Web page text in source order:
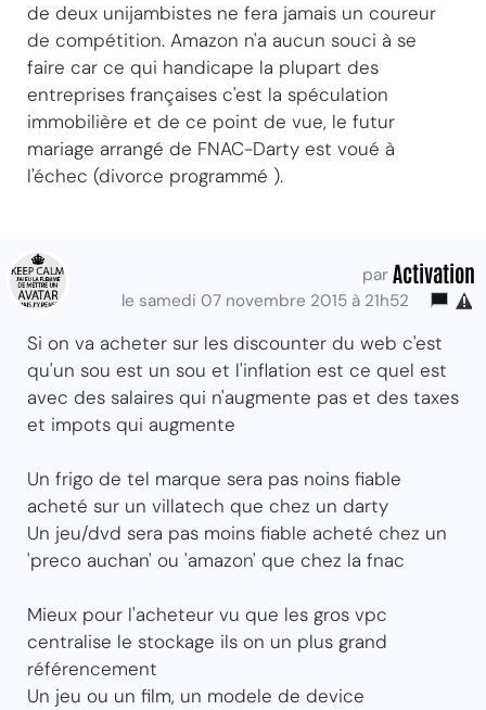
de deux unijambistes ne fera jamais un coureur
de compétition. Amazon n'a aucun souci à se
faire car ce qui handicape la plupart des
entreprises françaises c'est la spéculation
immobilière et de ce point de vue, le futur
mariage arrangé de FNAC-Darty est voué à
l'échec (divorce programmé ).
par Activation
le samedi 07 novembre 2015 à 21h52
Si on va acheter sur les discounter du web c'est
qu'un sou est un sou et l'inflation est ce quel est
avec des salaires qui n'augmente pas et des taxes
et impots qui augmente
Un frigo de tel marque sera pas noins fiable
acheté sur un villatech que chez un darty
Un jeu/dvd sera pas moins fiable acheté chez un
'preco auchan' ou 'amazon' que chez la fnac
Mieux pour l'acheteur vu que les gros vpc
centralise le stockage ils on un plus grand
référencement
Un jeu ou un film, un modele de device